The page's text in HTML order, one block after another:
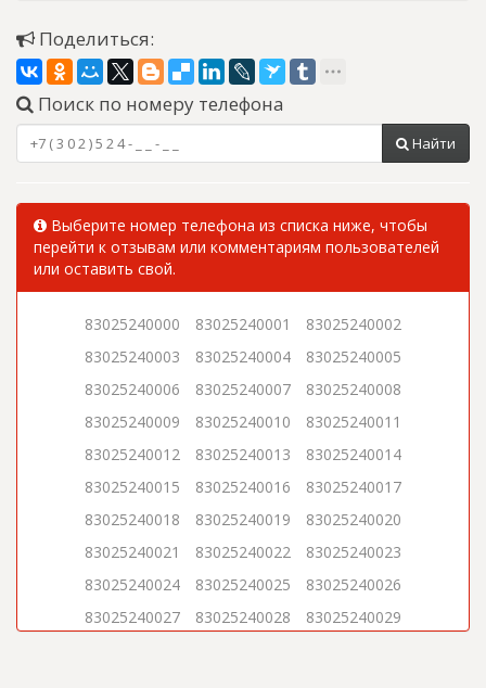
Поделиться:
Поиск по номеру телефона
Найти
Выберите номер телефона из списка ниже, чтобы
перейти к отзывам или комментариям пользователей
или оставить свой.
83025240000 83025240001
83025240002
83025240003
83025240004
83025240005
83025240006
83025240007
83025240008
83025240009
83025240010
83025240011
83025240012
83025240013
83025240014
83025240015
83025240016
83025240017
83025240018
83025240019
83025240020
83025240021
83025240022
83025240023
83025240024
83025240025
83025240026
83025240027
83025240028
83025240029